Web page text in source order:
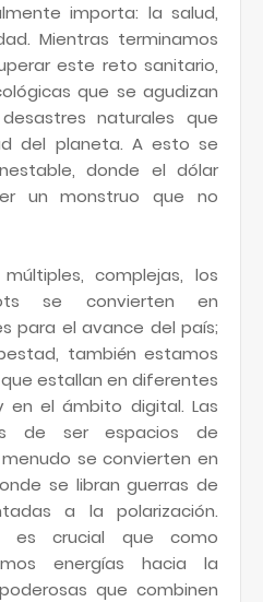
importa: la salud,
Mientras terminamos
este reto sanitario,
que se agudizan
naturales que
del planeta. A esto se
donde el dólar
un monstruo que no
complejas, los
se convierten en
para el avance del país;
también estamos
estallan en diferentes
en el ámbito digital. Las
de ser espacios de
se convierten en
se libran guerras de
a la polarización.
es crucial que como
energías hacia la
que combinen